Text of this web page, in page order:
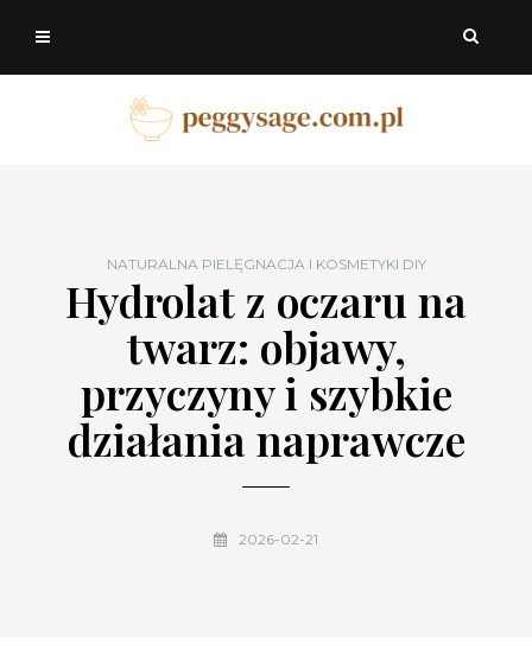
NATURALNA PIELĘGNACJA I KOSMETYKI DIY
Hydrolat z oczaru na
twarz: objawy,
przyczyny i szybkie
działania naprawcze
2026-02-21